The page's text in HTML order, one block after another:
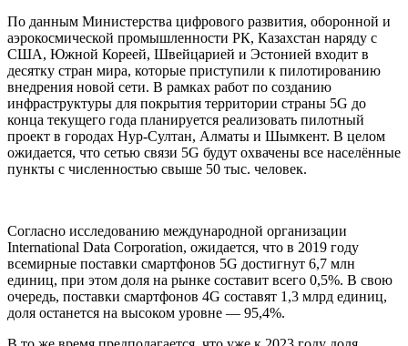
По данным Министерства цифрового развития, оборонной и
аэрокосмической промышленности РК, Казахстан наряду с
США, Южной Кореей, Швейцарией и Эстонией входит в
десятку стран мира, которые приступили к пилотированию
внедрения новой сети. В рамках работ по созданию
инфраструктуры для покрытия территории страны 5G до
конца текущего года планируется реализовать пилотный
проект в городах Нур-Султан, Алматы и Шымкент. В целом
ожидается, что сетью связи 5G будут охвачены все населённые
пункты с численностью свыше 50 тыс. человек.
Согласно исследованию международной организации
International Data Corporation, ожидается, что в 2019 году
всемирные поставки смартфонов 5G достигнут 6,7 млн
единиц, при этом доля на рынке составит всего 0,5%. В свою
очередь, поставки смартфонов 4G составят 1,3 млрд единиц,
доля останется на высоком уровне — 95,4%.